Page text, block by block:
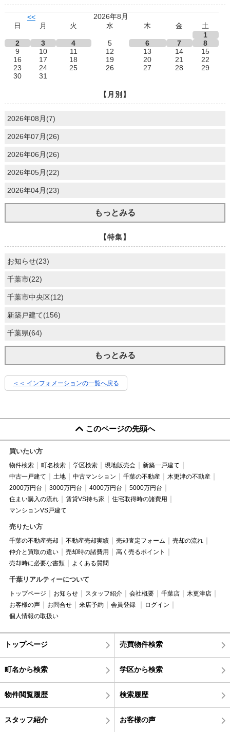
<<
2026年8月
日
月 火 水 木 金
土
1
2
3 4 5 6 7
8
9
10 11 12 13 14
15
16
17 18 19 20 21
22
23
24 25 26 27 28
29
30
31
【月別】
2026年08月(7)
2026年07月(26)
2026年06月(26)
2026年05月(22)
2026年04月(23)
もっとみる
【特集】
お知らせ(23)
千葉市(22)
千葉市中央区(12)
新築戸建て(156)
千葉県(64)
もっとみる
＜＜ インフォメーションの一覧へ戻る
このページの先頭へ
買いたい方
物件検索 町名検索 学区検索 現地販売会
新築一戸建て
中古一戸建て
土地 中古マンション 千葉の不動産
木更津の不動産
2000万円台
3000万円台 4000万円台
5000万円台
住まい購入の流れ
賃貸VS持ち家
住宅取得時の諸費用
マンションVS戸建て
売りたい方
千葉の不動産売却 不動産売却実績 売却査定フォーム
売却の流れ
仲介と買取の違い
売却時の諸費用
高く売るポイント
売却時に必要な書類
よくある質問
千葉リアルティーについて
トップページ お知らせ スタッフ紹介 会社概要 千葉店
木更津店
お客様の声
お問合せ 来店予約 会員登録
ログイン
個人情報の取扱い
トップページ 売買物件検索
町名から検索 学区から検索
物件閲覧履歴 検索履歴
スタッフ紹介 お客様の声